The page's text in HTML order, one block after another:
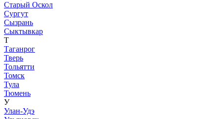
Старый Оскол
Сургут
Сызрань
Сыктывкар
Т
Таганрог
Тверь
Тольятти
Томск
Тула
Тюмень
У
Улан-Удэ